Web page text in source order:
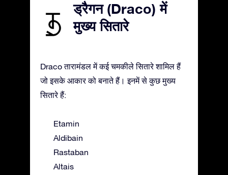
ड्रैगन (Draco) में
मुख्य सितारे
Draco तारामंडल में कई चमकीले सितारे शामिल हैं
जो इसके आकार को बनाते हैं। इनमें से कुछ मुख्य
सितारे हैं:
Etamin
Aldibain
Rastaban
Altais